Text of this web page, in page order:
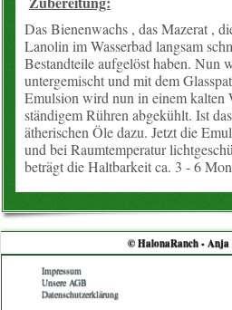
Über uns
Neues vom Hof
unsere Angebote
Wissenslexikon
EM-Info
Rezepte
Kontakt
Das Bienenwachs , das Mazerat ,
Lanolin im Wasserbad langsam
Bestandteile aufgelöst haben. Nun
untergemischt und mit dem
Emulsion wird nun in einem kalten
ständigem Rühren abgekühlt. Ist
ätherischen Öle dazu. Jetzt die
und bei Raumtemperatur
beträgt die Haltbarkeit ca. 3 - 6
© HalonaRanch - Anja
Impressum
Unsere AGB
Datenschutzerklärung